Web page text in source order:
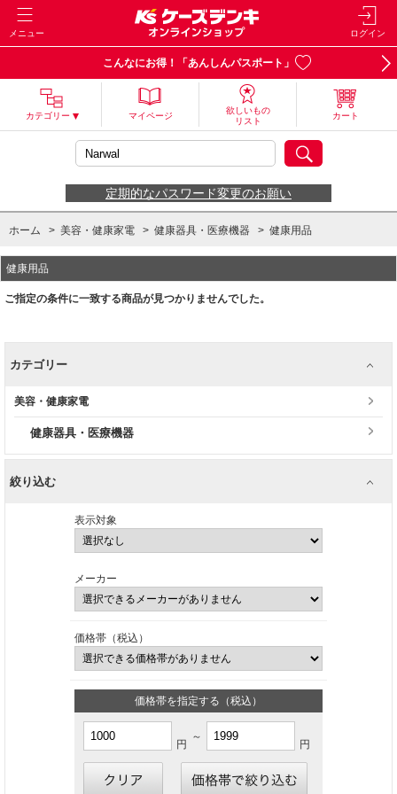
メニュー ログイン
こんなにお得！「あんしんパスポート」
カテゴリー マイページ
欲しいもの
リスト
カート
定期的なパスワード変更のお願い
ホーム > 美容・健康家電 > 健康器具・医療機器 > 健康用品
健康用品
ご指定の条件に一致する商品が見つかりませんでした。
カテゴリー
美容・健康家電
健康器具・医療機器
絞り込む
表示対象
メーカー
価格帯（税込）
価格帯を指定する（税込）
円
～
円